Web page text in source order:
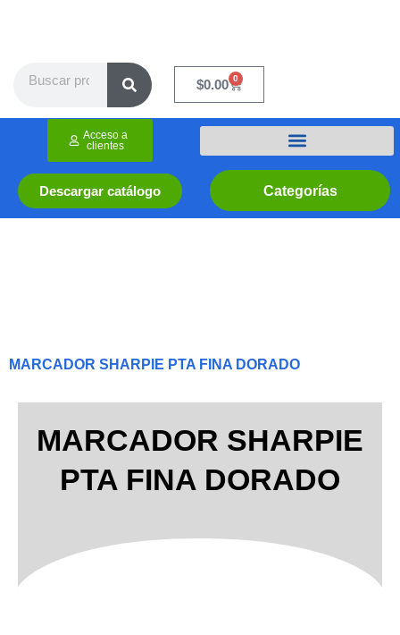
$0.00 0
Cart
Categorías
Descargar catálogo
Acceso a
clientes
MARCADOR SHARPIE PTA FINA DORADO
MARCADOR SHARPIE
PTA FINA DORADO